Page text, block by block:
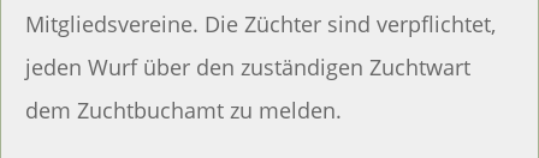
Mitgliedsvereine. Die Züchter sind verpflichtet,
jeden Wurf über den zuständigen Zuchtwart
dem Zuchtbuchamt zu melden.